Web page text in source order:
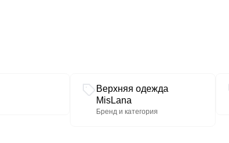
Верхняя одежда
MisLana
Бренд и категория